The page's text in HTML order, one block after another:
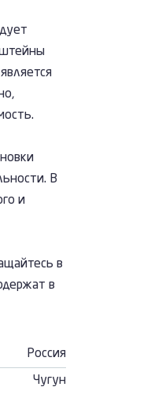
В
и
в
в
Россия
Чугун